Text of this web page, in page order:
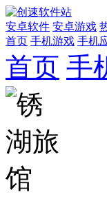
安卓软件 安卓游戏
首页 手机游戏 手机
首页 手